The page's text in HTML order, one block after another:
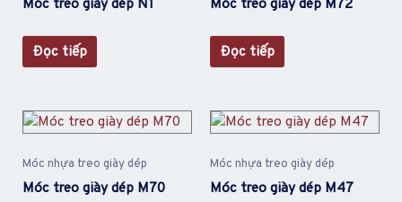
Móc treo giày dép N1
Đọc tiếp
Móc treo giày dép M72
Đọc tiếp
Móc nhựa treo giày dép
Móc treo giày dép M70
Móc nhựa treo giày dép
Móc treo giày dép M47